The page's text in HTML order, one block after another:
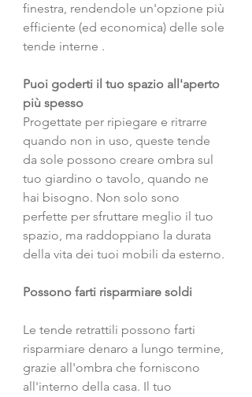
finestra, rendendole un'opzione più
efficiente (ed economica) delle sole
tende interne .
Puoi goderti il tuo spazio all'aperto
più spesso
Progettate per ripiegare e ritrarre
quando non in uso, queste tende
da sole possono creare ombra sul
tuo giardino o tavolo, quando ne
hai bisogno. Non solo sono
perfette per sfruttare meglio il tuo
spazio, ma raddoppiano la durata
della vita dei tuoi mobili da esterno.
Possono farti risparmiare soldi
Le tende retrattili possono farti
risparmiare denaro a lungo termine,
grazie all'ombra che forniscono
all'interno della casa. Il tuo